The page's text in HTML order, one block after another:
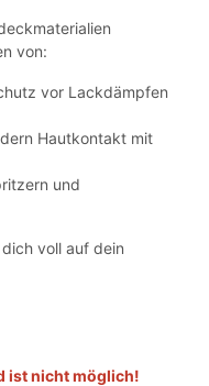
von:
vor Lackdämpfen
Hautkontakt mit
und
voll auf dein
ist nicht möglich!